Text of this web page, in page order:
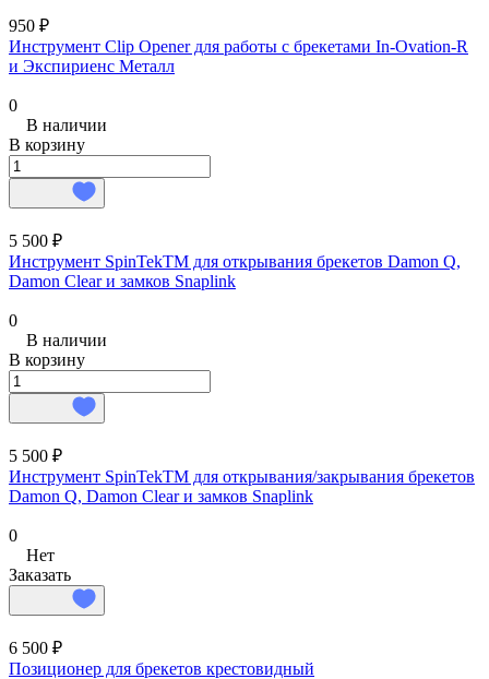
950 ₽
Инструмент Clip Opener для работы с брекетами In-Ovation-R
и Экспириенс Металл
0
В наличии
В корзину
5 500 ₽
Инструмент SpinTekTM для открывания брекетов Damon Q,
Damon Clear и замков Snaplink
0
В наличии
В корзину
5 500 ₽
Инструмент SpinTekTM для открывания/закрывания брекетов
Damon Q, Damon Clear и замков Snaplink
0
Нет
Заказать
6 500 ₽
Позиционер для брекетов крестовидный